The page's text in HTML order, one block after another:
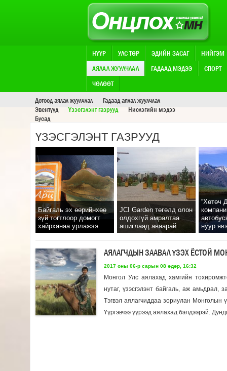
АЯЛАЛ ЖУУЛЧЛАЛ
НҮҮР УЛС ТӨР ЭДИЙН ЗАСАГ
НИЙГЭМ
АЯЛАЛ ЖУУЛЧЛАЛ
ГАДААД МЭДЭЭ
СПОРТ
ЧӨЛӨӨТ
Дотоод аялал жуулчлал
Гадаад аялал жуулчлал
Эвентүүд
Үзэсгэлэнт газрууд
Нислэгийн мэдээ
Бусад
ҮЗЭСГЭЛЭНТ ГАЗРУУД
Байгаль эх өөрийнхөө
зүй тогтлоор домогт
хайрханаа урлажээ
JCI Garden төгөлд олон
олдохгүй амралтаа
ашиглаад аваарай
“Хөтөч
нуур
АЯЛАГЧДЫН ЗААВАЛ ҮЗЭХ ЁСТОЙ
2017 оны 06-р сарын 08 өдөр, 16:32
Монгол Улс аялахад хамгийн
нутаг, үзэсгэлэнт байгаль, аж амьдрал,
Тэгвэл аялагчиддаа зориулан Монголын
Үүргэвчээ үүрээд аялахад бэлдээрэй.